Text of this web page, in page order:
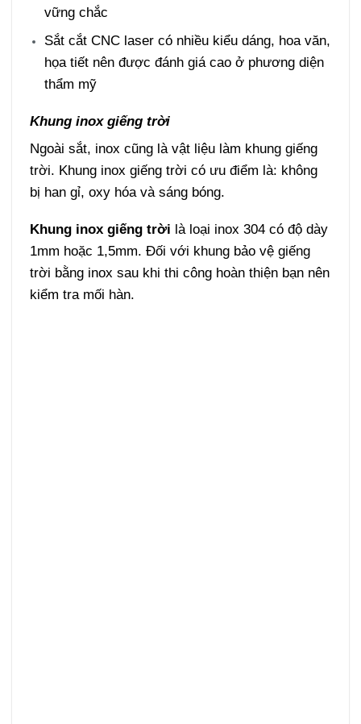
vững chắc
Sắt cắt CNC laser có nhiều kiểu dáng, hoa văn,
họa tiết nên được đánh giá cao ở phương diện
thẩm mỹ
Khung inox giếng trời
Ngoài sắt, inox cũng là vật liệu làm khung giếng
trời. Khung inox giếng trời có ưu điểm là: không
bị han gỉ, oxy hóa và sáng bóng.
Khung inox giếng trời là loại inox 304 có độ dày
1mm hoặc 1,5mm. Đối với khung bảo vệ giếng
trời bằng inox sau khi thi công hoàn thiện bạn nên
kiểm tra mối hàn.